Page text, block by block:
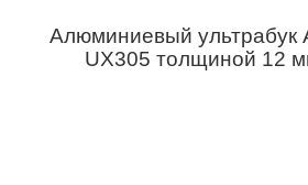
Алюминиевый ультрабук
UX305 толщиной 12